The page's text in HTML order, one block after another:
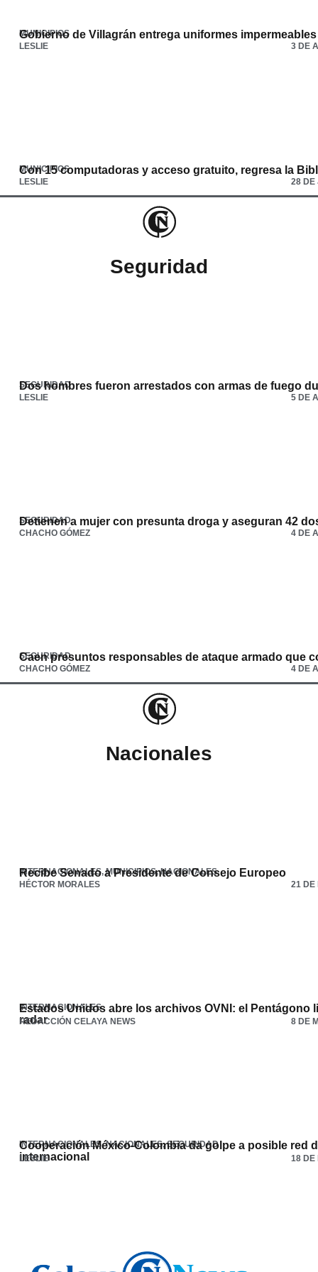
MUNICIPIOS
Gobierno de Villagrán entrega uniformes
LESLIE 3 DE
MUNICIPIOS
Con 15 computadoras y acceso gratuito, regresa la
LESLIE 28 DE
Seguridad
SEGURIDAD
Dos hombres fueron arrestados con armas de fuego
LESLIE 5 DE
SEGURIDAD
Detienen a mujer con presunta droga y aseguran 42
CHACHO GÓMEZ 4 DE
SEGURIDAD
Caen presuntos responsables de ataque armado que
CHACHO GÓMEZ 4 DE
Nacionales
INTERNACIONALES,MUNICIPIOS,NACIONALES
Recibe Senado a Presidente de Consejo Europeo
HÉCTOR MORALES 21 DE
INTERNACIONALES
Estados Unidos abre los archivos OVNI: el Pentágono
radar
REDACCIÓN CELAYA NEWS 8 DE
INTERNACIONALES,NACIONALES,SEGURIDAD
Cooperación México-Colombia da golpe a posible red
internacional
LESLIE 18 DE